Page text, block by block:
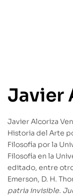
Javier
Javier Alcoriza
Historia del Arte
Filosofía por la
Filosofía en la
editado, entre
Emerson, D. H.
patria invisible.